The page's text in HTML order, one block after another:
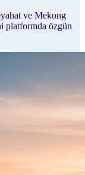
ve Mekong
platformda özgün